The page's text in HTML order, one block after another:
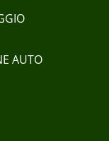
AUTO